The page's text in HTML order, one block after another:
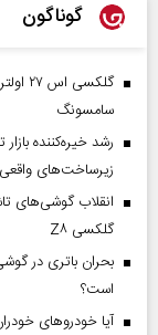
گوناگون
سامسونگ
زیرساخت‌های واقعی
انقلاب گوشی‌های
گلکسی Z۸
است؟
آیا خودروهای